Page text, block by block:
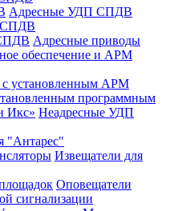
Адресные УДП СПДВ
СПДВ
Адресные приводы
обеспечение и АРМ
установленным АРМ
программным
Икс» Неадресные УДП
"Антарес"
Извещатели для
Оповещатели
сигнализации